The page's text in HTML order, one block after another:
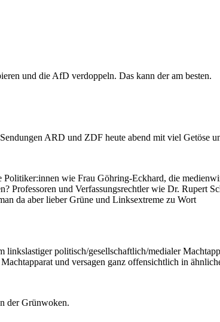
und die AfD verdoppeln. Das kann der am besten.
ARD und ZDF heute abend mit viel Getöse
wie Frau Göhring-Eckhard, die
Professoren und Verfassungsrechtler wie Dr. Rupert
da aber lieber Grüne und Linksextreme zu Wort
linkslastiger politisch/gesellschaftlich/medialer
und versagen ganz offensichtlich in
der Grünwoken.